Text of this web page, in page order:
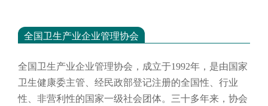
全国卫生产业企业管理协会
全国卫生产业企业管理协会，成立于1992年，是由国家
卫生健康委主管、经民政部登记注册的全国性、行业
性、非营利性的国家一级社会团体。三十多年来，协会